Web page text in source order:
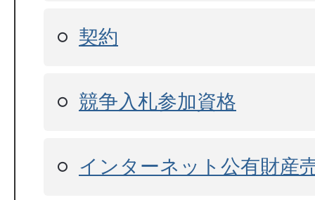
契約
競争入札参加資格
インターネット公有財産